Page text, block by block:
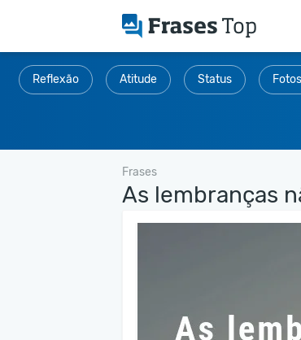
Reflexão Atitude Status
Frases
As lembranças